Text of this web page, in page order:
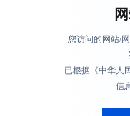
您访问的网站/
已根据《中华人
信